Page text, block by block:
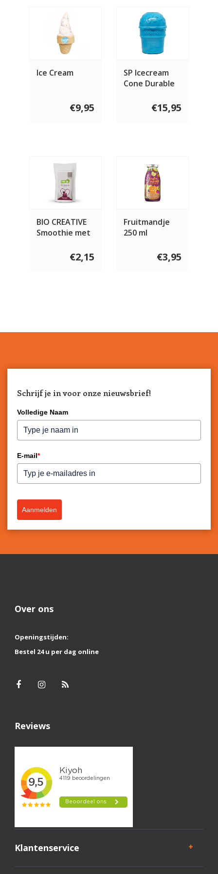
Ice Cream
€9,95
SP Icecream
Cone Durable
€15,95
BIO CREATIVE
Smoothie met
€2,15
Fruitmandje
250 ml
€3,95
Schrijf je in voor onze nieuwsbrief!
Volledige Naam
E-mail*
Aanmelden
Over ons
Openingstijden:
Bestel 24 u per dag online
Reviews
Klantenservice